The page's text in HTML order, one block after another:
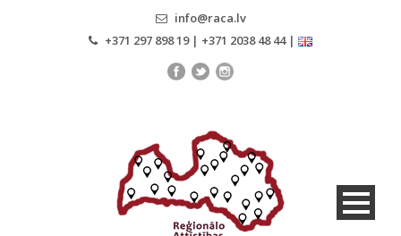
info@raca.lv
+371 297 898 19 | +371 2038 48 44 |